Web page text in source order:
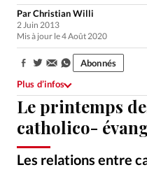
Monde
Opinions
Tous les articles
Faire un don
Emploi
Le printemps
catholico-
Les relations entre
ParChristian Willi
2 Juin 2013
Mis à jour le 4 Août 2020
Partager:
Abonnés
Plus d’infos